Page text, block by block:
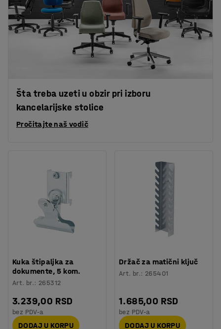
Šta treba uzeti u obzir pri izboru
kancelarijske stolice
Pročitajte naš vodič
Kuka štipaljka za
dokumente, 5 kom.
Art. br.: 265312
3.239,00 RSD
bez PDV-a
DODAJ U KORPU
Držač za matični ključ
Art. br.: 265401
1.685,00 RSD
bez PDV-a
DODAJ U KORPU